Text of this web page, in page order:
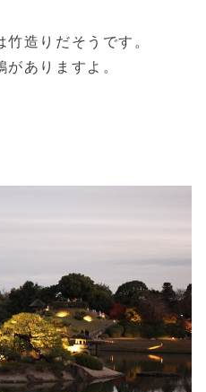
造りだそうです。
ありますよ。